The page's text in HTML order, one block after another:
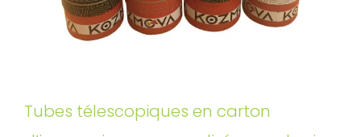
Tubes télescopiques en carton